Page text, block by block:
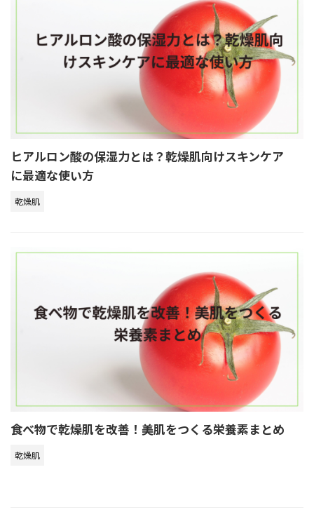
ヒアルロン酸の保湿力とは？乾燥肌向けスキンケア
に最適な使い方
乾燥肌
食べ物で乾燥肌を改善！美肌をつくる栄養素まとめ
乾燥肌